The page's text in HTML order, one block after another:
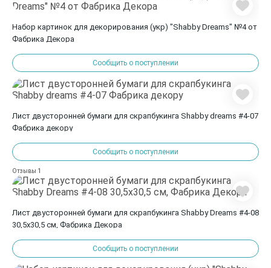
Набор картинок для декорирования (укр) "Shabby Dreams" №4 от
Фабрика Декора
Сообщить о поступлении
Лист двусторонней бумаги для скрапбукинга Shabby dreams #4-07
Фабрика декору
Сообщить о поступлении
Отзывы 1
Лист двусторонней бумаги для скрапбукинга Shabby Dreams #4-08
30,5х30,5 см, Фабрика Декора
Сообщить о поступлении